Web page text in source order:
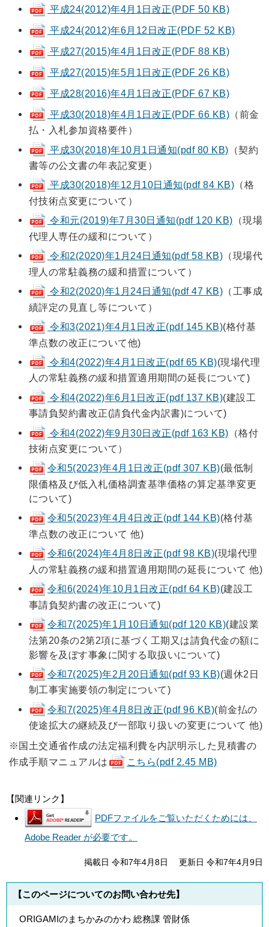
平成24(2012)年4月1日改正(PDF 50 KB)
平成24(2012)年6月12日改正(PDF 52 KB)
平成27(2015)年4月1日改正(PDF 88 KB)
平成27(2015)年5月1日改正(PDF 26 KB)
平成28(2016)年4月1日改正(PDF 67 KB)
平成30(2018)年4月1日改正(PDF 66 KB) （前金
払・入札参加資格要件）
平成30(2018)年10月1日通知(pdf 80 KB) （契約
書等の公文書の年表記変更）
平成30(2018)年12月10日通知(pdf 84 KB) （格
付技術点変更について）
令和元(2019)年7月30日通知(pdf 120 KB) （現場
代理人専任の緩和について）
令和2(2020)年1月24日通知(pdf 58 KB) （現場代
理人の常駐義務の緩和措置について）
令和2(2020)年1月24日通知(pdf 47 KB) （工事成
績評定の見直し等について）
令和3(2021)年4月1日改正(pdf 145 KB)(格付基
準点数の改正について他)
令和4(2022)年4月1日改正(pdf 65 KB)(現場代理
人の常駐義務の緩和措置適用期間の延長について)
令和4(2022)年6月1日改正(pdf 137 KB)(建設工
事請負契約書改正(請負代金内訳書)について)
令和4(2022)年9月30日改正(pdf 163 KB) （格付
技術点変更について）
令和5(2023)年4月1日改正(pdf 307 KB)(最低制
限価格及び低入札価格調査基準価格の算定基準変更
について)
令和5(2023)年4月4日改正(pdf 144 KB)(格付基
準点数の改正について 他)
令和6(2024)年4月8日改正(pdf 98 KB)(現場代理
人の常駐義務の緩和措置適用期間の延長について 他)
令和6(2024)年10月1日改正(pdf 64 KB)(建設工
事請負契約書の改正について)
令和7(2025)年1月10日通知(pdf 120 KB)(建設業
法第20条の2第2項に基づく工期又は請負代金の額に
影響を及ぼす事象に関する取扱いについて)
令和7(2025)年2月20日通知(pdf 93 KB)(週休2日
制工事実施要領の制定について)
令和7(2025)年4月8日改正(pdf 96 KB)(前金払の
使途拡大の継続及び一部取り扱いの変更について 他)
※国土交通省作成の法定福利費を内訳明示した見積書の
作成手順マニュアルは
こちら(pdf 2.45 MB)
【関連リンク】
PDFファイルをご覧いただくためには、
Adobe Reader が必要です。
掲載日 令和7年4月8日 更新日 令和7年4月9日
【このページについてのお問い合わせ先】
ORIGAMIのまちかみのかわ 総務課 管財係